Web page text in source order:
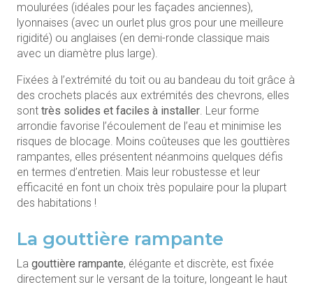
moulurées (idéales pour les façades anciennes),
lyonnaises (avec un ourlet plus gros pour une meilleure
rigidité) ou anglaises (en demi-ronde classique mais
avec un diamètre plus large).
Fixées à l’extrémité du toit ou au bandeau du toit grâce à
des crochets placés aux extrémités des chevrons, elles
sont très solides et faciles à installer. Leur forme
arrondie favorise l’écoulement de l’eau et minimise les
risques de blocage. Moins coûteuses que les gouttières
rampantes, elles présentent néanmoins quelques défis
en termes d’entretien. Mais leur robustesse et leur
efficacité en font un choix très populaire pour la plupart
des habitations !
La gouttière rampante
La gouttière rampante, élégante et discrète, est fixée
directement sur le versant de la toiture, longeant le haut